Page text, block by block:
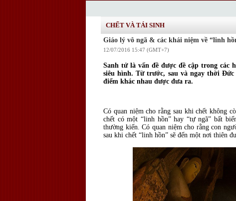
CHẾT VÀ TÁI SINH
Giáo lý vô ngã & các khái niệm về “linh
12/07/2016 15:47 (GMT+7)
Sanh tử là vấn đề được đề cập trong các
siêu hình. Từ trước, sau và ngay thời
điểm khác nhau được đưa ra.
Có quan niệm cho rằng sau khi chết không
chết có một “linh hồn” hay “tự ngã” bất
thường kiến. Có quan niệm cho rằng con
sau khi chết “linh hồn” sẽ đến một nơi thiên